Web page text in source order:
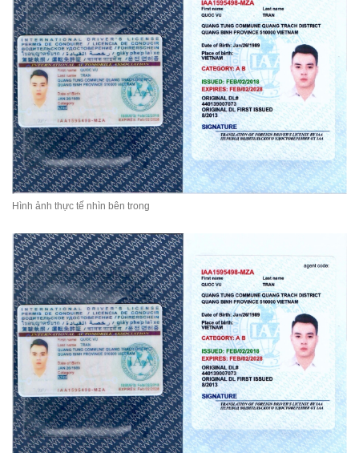
Hình ảnh thực tế nhìn bên trong